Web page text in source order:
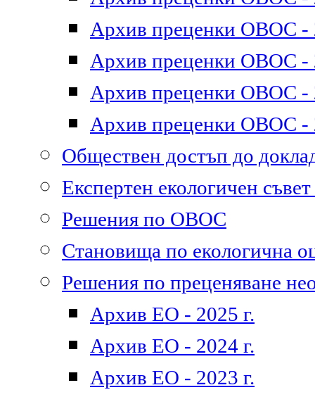
Архив преценки ОВОС -
Архив преценки ОВОС -
Архив преценки ОВОС -
Архив преценки ОВОС -
Обществен достъп до
Експертен екологичен
Решения по ОВОС
Становища по екологична
Решения по преценяване
Архив ЕО - 2025 г.
Архив ЕО - 2024 г.
Архив ЕО - 2023 г.